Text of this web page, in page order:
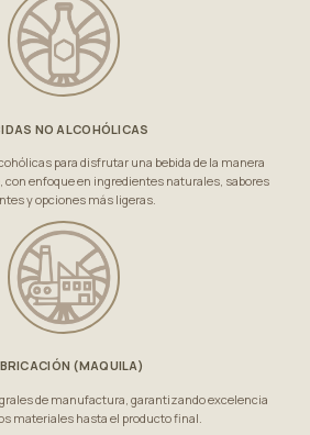
NO ALCOHÓLICAS
para disfrutar una bebida de la manera
con enfoque en ingredientes naturales, sabores
y opciones más ligeras.
(MAQUILA)
de manufactura, garantizando excelencia
materiales hasta el producto final.